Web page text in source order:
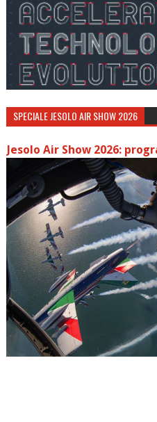
SPECIALE JESOLO AIR SHOW 2026
Jesolo Air Show 2026: